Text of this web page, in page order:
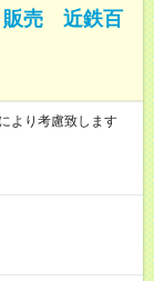
販売 近鉄百
より考慮致します